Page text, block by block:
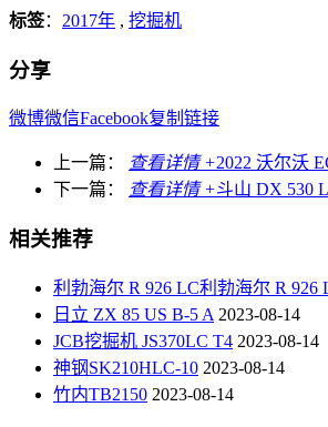
标签： 2017年 , 挖掘机
分享
微博微信Facebook复制链接
上一篇： 查看详情 +2022 沃尔沃
下一篇：
查看详情 +斗山 DX 530
相关推荐
利勃海尔 R 926 LC利勃海尔 R 926
日立 ZX 85 US B-5 A 2023-08-14
JCB挖掘机 JS370LC T4 2023-08-14
神钢SK210HLC-10 2023-08-14
竹内TB2150 2023-08-14